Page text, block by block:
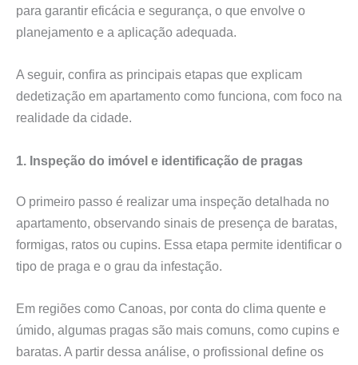
para garantir eficácia e segurança, o que envolve o
planejamento e a aplicação adequada.
A seguir, confira as principais etapas que explicam
dedetização em apartamento como funciona, com foco na
realidade da cidade.
1. Inspeção do imóvel e identificação de pragas
O primeiro passo é realizar uma inspeção detalhada no
apartamento, observando sinais de presença de baratas,
formigas, ratos ou cupins. Essa etapa permite identificar o
tipo de praga e o grau da infestação.
Em regiões como Canoas, por conta do clima quente e
úmido, algumas pragas são mais comuns, como cupins e
baratas. A partir dessa análise, o profissional define os